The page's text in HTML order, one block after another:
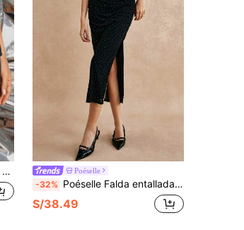
Poéselle
-32% Poéselle Falda entallada con abertura lateral con pedrería termoadhesiva sexy y elegante
S/38.49